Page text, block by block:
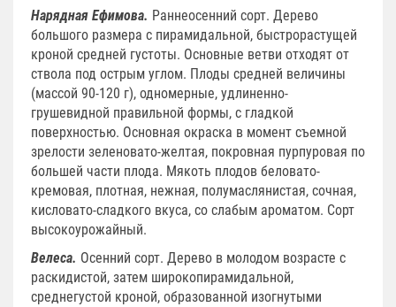
Нарядная Ефимова. Раннеосенний сорт. Дерево
большого размера с пирамидальной, быстрорастущей
кроной средней густоты. Основные ветви отходят от
ствола под острым углом. Плоды средней величины
(массой 90-120 г), одномерные, удлиненно-
грушевидной правильной формы, с гладкой
поверхностью. Основная окраска в момент съемной
зрелости зеленовато-желтая, покровная пурпуровая по
большей части плода. Мякоть плодов беловато-
кремовая, плотная, нежная, полумаслянистая, сочная,
кисловато-сладкого вкуса, со слабым ароматом. Сорт
высокоурожайный.
Велеса. Осенний сорт. Дерево в молодом возрасте с
раскидистой, затем широкопирамидальной,
среднегустой кроной, образованной изогнутыми